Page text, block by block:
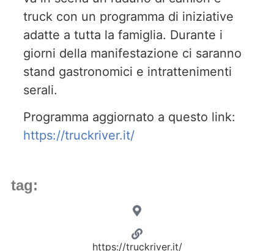
truck con un programma di iniziative
adatte a tutta la famiglia. Durante i
giorni della manifestazione ci saranno
stand gastronomici e intrattenimenti
serali.
Programma aggiornato a questo link:
https://truckriver.it/
tag:
https://truckriver.it/